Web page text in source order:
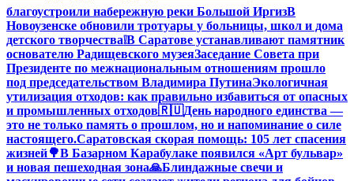
благоустроили набережную реки Большой ИргизВ
Новоузенске обновили тротуары у больницы, школ и дома
детского творчества❕В Саратове устанавливают памятник
основателю Радищевского музеяЗаседание Совета при
Президенте по межнациональным отношениям прошло
под председательством Владимира ПутинаЭкологичная
утилизация отходов: как правильно избавиться от опасных
и промышленных отходов🇷🇺День народного единства —
это не только память о прошлом, но и напоминание о силе
настоящего.Саратовская скорая помощь: 105 лет спасения
жизней🌳В Базарном Карабулаке появился «Арт бульвар»
и новая пешеходная зона🙏Блиндажные свечи и